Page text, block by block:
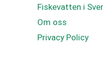
Fiskevatten i
Om oss
Privacy Policy